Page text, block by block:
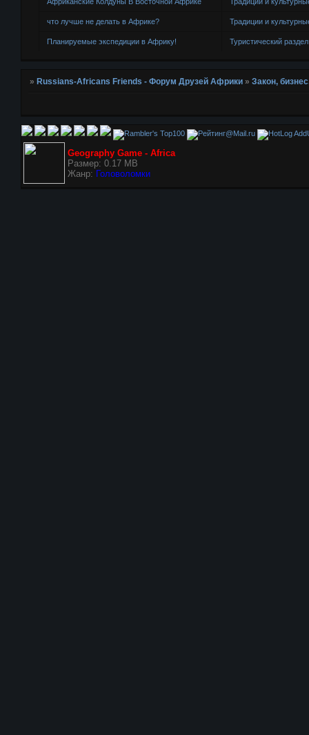
что лучше не делать в Африке? Традиции и
Планируемые экспедиции в Африку! Туристический раздел
» Russians-Africans Friends - Форум Друзей Африки »Закон,
Geography Game - Africa
Размер: 0.17 MB
Жанр: Головоломки